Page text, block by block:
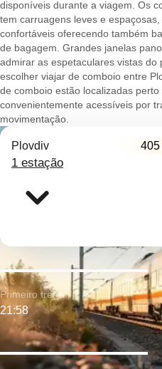
disponíveis durante a viagem. Os
tem carruagens leves e
confortáveis oferecendo também
de bagagem. Grandes janelas
admirar as espetaculares vistas do
escolher viajar de comboio entre
de comboio estão localizadas
convenientemente acessíveis por
movimentação.
Plovdiv 405
1 estação
Primeiro trem:
21:58